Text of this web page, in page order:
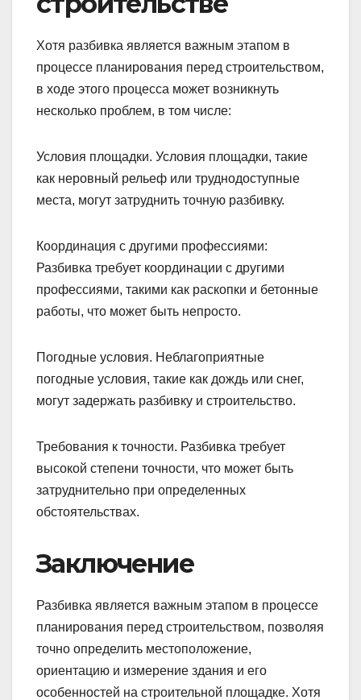
Хотя разбивка является важным этапом в
процессе планирования перед строительством,
в ходе этого процесса может возникнуть
несколько проблем, в том числе:
Условия площадки. Условия площадки, такие
как неровный рельеф или труднодоступные
места, могут затруднить точную разбивку.
Координация с другими профессиями:
Разбивка требует координации с другими
профессиями, такими как раскопки и бетонные
работы, что может быть непросто.
Погодные условия. Неблагоприятные
погодные условия, такие как дождь или снег,
могут задержать разбивку и строительство.
Требования к точности. Разбивка требует
высокой степени точности, что может быть
затруднительно при определенных
обстоятельствах.
Заключение
Разбивка является важным этапом в процессе
планирования перед строительством, позволяя
точно определить местоположение,
ориентацию и измерение здания и его
особенностей на строительной площадке. Хотя